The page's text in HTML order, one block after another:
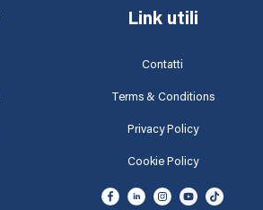
Link utili
Contatti
Terms & Conditions
Privacy Policy
Cookie Policy